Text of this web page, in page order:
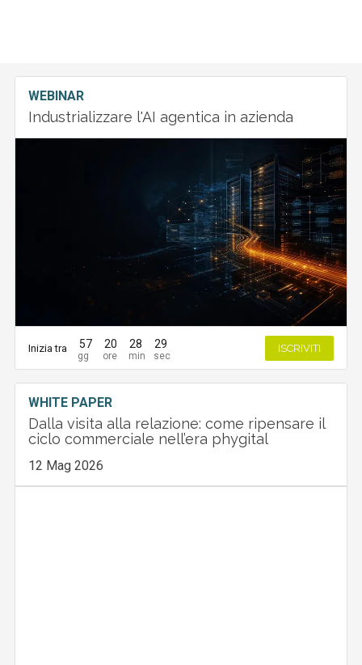
WEBINAR
Industrializzare l'AI agentica in azienda
Inizia tra 57 20 28 28 ISCRIVITI
WHITE PAPER
Dalla visita alla relazione: come ripensare il
ciclo commerciale nell’era phygital
12 Mag 2026